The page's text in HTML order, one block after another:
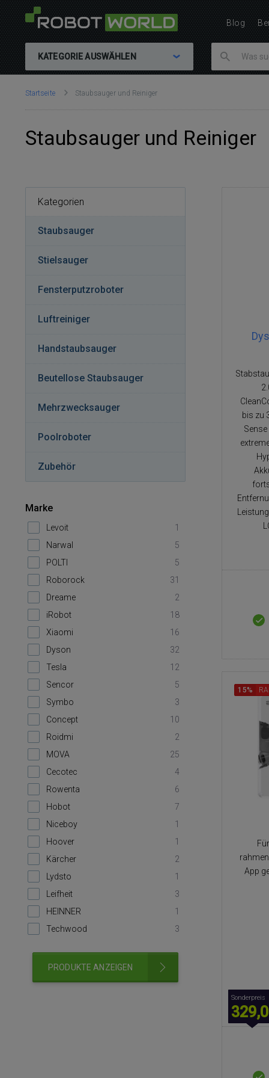
KATEGORIE AUSWÄHLEN
Sie
Startseite Staubsauger und Reiniger
Staubsauger und Reiniger
bis zu
App
15%
Sonderpreis
Kategorien
Staubsauger
Stielsauger
Fensterputzroboter
Luftreiniger
Handstaubsauger
Beutellose Staubsauger
Mehrzwecksauger
Pool­ro­bo­ter
Zubehör
Marke
Levoit
1
Narwal
5
POLTI
5
Roborock
31
Dreame
2
iRobot
18
Xiaomi
16
Dyson
32
Tesla
12
Sencor
5
Symbo
3
Concept
10
Roidmi
2
MOVA
25
Cecotec
4
Rowenta
6
Hobot
7
Niceboy
1
Hoover
1
Kärcher
2
Lydsto
1
Leifheit
3
HEINNER
1
Techwood
3
PRODUKTE ANZEIGEN
Blog